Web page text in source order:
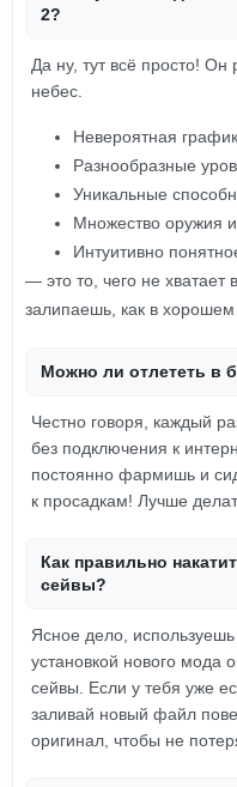
2?
Да ну, тут всё просто! Он
небес.
Невероятная
Разнообразные
Уникальные
Множество оружия
Интуитивно
— это то, чего не хватает
залипаешь, как в хорошем
Можно ли отлететь в
Честно говоря, каждый
без подключения к
постоянно фармишь и
к просадкам! Лучше
Как правильно
сейвы?
Ясное дело,
установкой нового мода
сейвы. Если у тебя уже
заливай новый файл
оригинал, чтобы не